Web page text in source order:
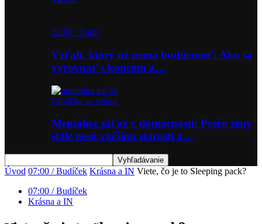
22:00 / Intim
Vzťah, ktorý už nemá budúcnosť: Ako sa
vyrovnať s koncom a…
Chvíľka so sebou
Mentálna záťaž v domácnosti: Prečo ženy
stále nesú väčšinu starostí o…
Úvod 07:00 / Budíček Krásna a IN Viete, čo je to Sleeping pack?
07:00 / Budíček
Krásna a IN